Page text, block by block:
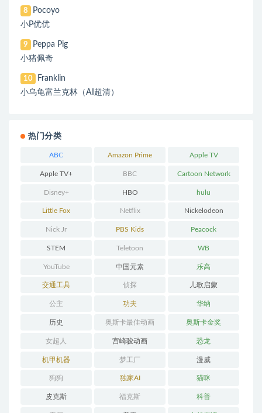
8
Pocoyo
小P优优
9
Peppa Pig
小猪佩奇
10
Franklin
小乌龟富兰克林（AI超清）
热门分类
ABC Amazon Prime Apple TV
Apple TV+ BBC Cartoon Network
Disney+ HBO hulu
Little Fox Netflix Nickelodeon
Nick Jr PBS Kids Peacock
STEM Teletoon WB
YouTube 中国元素 乐高
交通工具 侦探 儿歌启蒙
公主 功夫 华纳
历史 奥斯卡最佳动画 奥斯卡金奖
女超人 宫崎骏动画 恐龙
机甲机器 梦工厂 漫威
狗狗 独家AI 猫咪
皮克斯 福克斯 科普